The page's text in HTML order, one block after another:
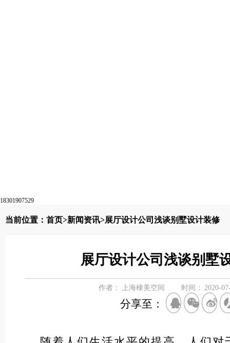
18301907529
当前位置： 首页>新闻资讯>展厅设计公司浅谈别墅设计装修
展厅设计公司浅谈别墅
作者： 上海棣美空间 时间： 2020-
分享至：